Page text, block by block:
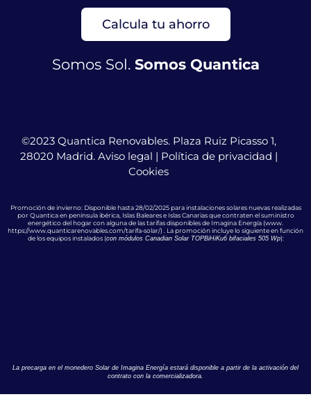
Calcula tu ahorro
Somos Sol. Somos Quantica
©2023 Quantica Renovables. Plaza Ruiz Picasso 1,
28020 Madrid. Aviso legal | Política de privacidad |
Cookies
Promoción de invierno: Disponible hasta 28/02/2025 para instalaciones solares nuevas realizadas
por Quantica en península ibérica, Islas Baleares e Islas Canarias que contraten el suministro
energético del hogar con alguna de las tarifas disponibles de Imagina Energía (www.
https://www.quanticarenovables.com/tarifa-solar/) .
La promoción incluye lo siguiente en función
de los equipos instalados (con módulos Canadian Solar TOPBiHiKu6 bifaciales 505 Wp):
La precarga en el monedero Solar de Imagina Energía estará disponible a partir de la activación del
contrato con la comercializadora.